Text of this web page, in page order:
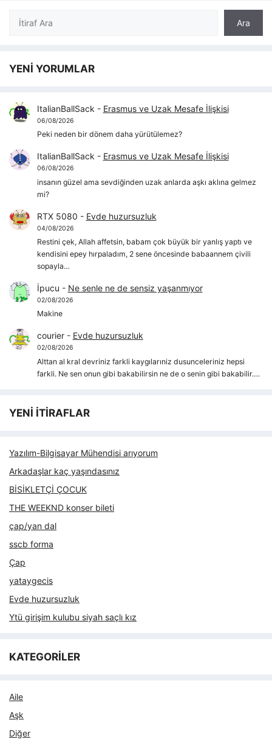
Ara
Ara
YENİ YORUMLAR
ItalianBallSack - Erasmus ve Uzak Mesafe İlişkisi
06/08/2026
Peki neden bir dönem daha yürütülemez?
ItalianBallSack - Erasmus ve Uzak Mesafe İlişkisi
06/08/2026
insanın güzel ama sevdiğinden uzak anlarda aşkı aklına gelmez
mi?
RTX 5080 - Evde huzursuzluk
04/08/2026
Restini çek, Allah affetsin, babam çok büyük bir yanlış yaptı ve
kendisini epey hırpaladım, 2 sene öncesinde babaannem çivili
sopayla…
İpucu - Ne senle ne de sensiz yaşanmıyor
02/08/2026
Makine
courier- Evde huzursuzluk
02/08/2026
Alttan al kral devriniz farkli kaygılarıniz dusunceleriniz hepsi
farkli. Ne sen onun gibi bakabilirsin ne de o senin gibi bakabilir.…
YENİ İTİRAFLAR
Yazılım-Bilgisayar Mühendisi arıyorum
Arkadaşlar kaç yaşındasınız
BİSİKLETÇİ ÇOCUK
THE WEEKND konser bileti
çap/yan dal
sscb forma
Çap
yataygecis
Evde huzursuzluk
Ytü girişim kulubu siyah saçlı kız
KATEGORİLER
Aile
Aşk
Diğer